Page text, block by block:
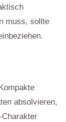
muss, sollte
absolvieren,